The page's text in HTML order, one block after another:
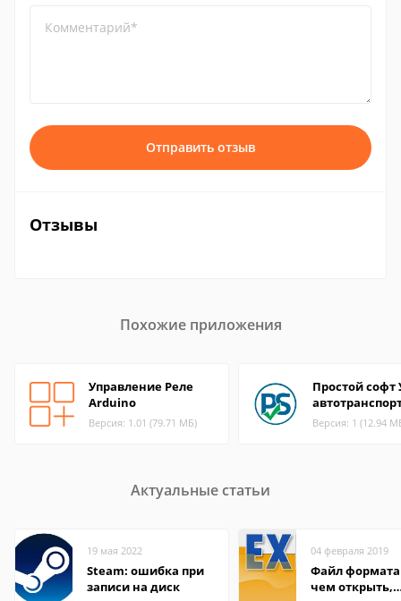
Комментарий*
Отправить отзыв
Отзывы
Похожие приложения
Управление Реле
Arduino
Версия: 1.01 (79.71 МБ)
Простой софт
Версия: 1 (12.94
Актуальные статьи
19 мая 2022
Steam: ошибка при
записи на диск
04 февраля 2019
Файл
чем открыть,